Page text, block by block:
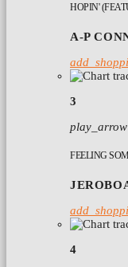
HOPIN'
A-P
3
play_arrow
FEELING
4